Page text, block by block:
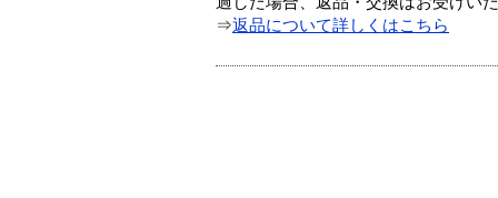
⇒返品について詳しくはこちら